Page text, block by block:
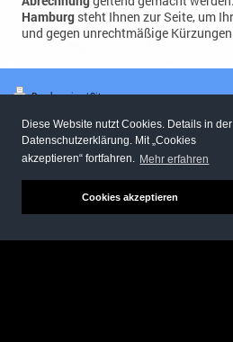
Diese Website nutzt Cookies. Details in der
Datenschutzerklärung. Mit „Cookies
akzeptieren“ fortfahren. Mehr erfahren
Cookies akzeptieren
Kostenlose Beratung, Gutachten vor Ort in
hamburg@kfzgutachterhh.de Öffnungszeiten: Mo-
Fr 08:00-20:00, Sa-So 12:00-20:00 © 2014 - 2026
NAD Hamburg. Alle Rechte vorbehalten.